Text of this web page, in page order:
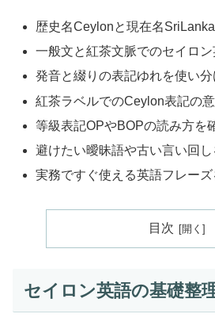
歴史名Ceylonと現在名
一般文と紅茶文脈でのセイロ
発音と綴りの表記ゆれを使い分
紅茶ラベルでのCeylon表記の
等級表記OPやBOPの読み方を
避けたい曖昧語や古い言い回し
実務ですぐ使える英語フレーズ
目次
セイロン英語の基礎整